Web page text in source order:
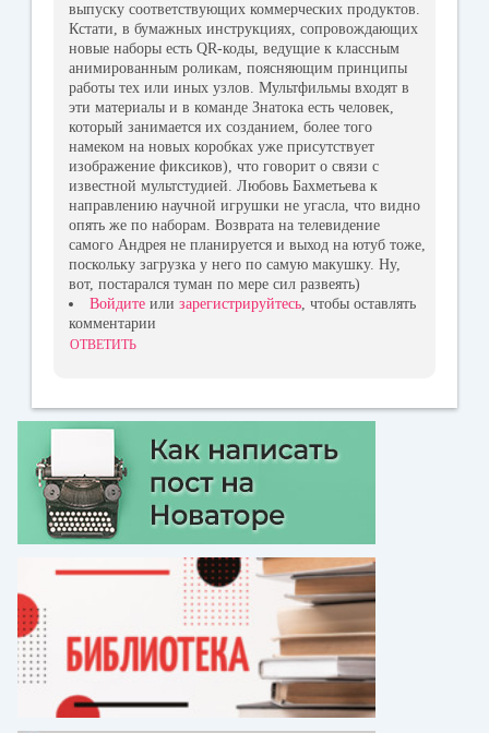
выпуску соответствующих коммерческих продуктов.
Кстати, в бумажных инструкциях, сопровождающих
новые наборы есть QR-коды, ведущие к классным
анимированным роликам, поясняющим принципы
работы тех или иных узлов. Мультфильмы входят в
эти материалы и в команде Знатока есть человек,
который занимается их созданием, более того
намеком на новых коробках уже присутствует
изображение фиксиков), что говорит о связи с
известной мультстудией. Любовь Бахметьева к
направлению научной игрушки не угасла, что видно
опять же по наборам. Возврата на телевидение
самого Андрея не планируется и выход на ютуб тоже,
поскольку загрузка у него по самую макушку. Ну,
вот, постарался туман по мере сил развеять)
Войдите или зарегистрируйтесь, чтобы оставлять
комментарии
ОТВЕТИТЬ